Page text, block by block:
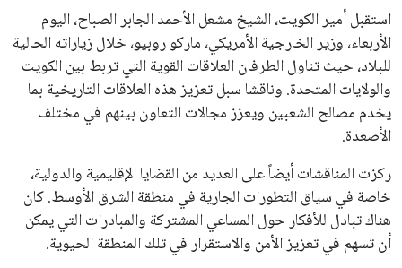
حوادث
محافظات
استقبل أمير الكويت، الشيخ مشعل الأحمد الجابر الصباح، اليوم
الأربعاء، وزير الخارجية الأمريكي، ماركو روبيو، خلال زياراته الحالية
للبلاد، حيث تناول الطرفان العلاقات القوية التي تربط بين الكويت
والولايات المتحدة. وناقشا سبل تعزيز هذه العلاقات التاريخية بما
يخدم مصالح الشعبين ويعزز مجالات التعاون بينهم في مختلف
الأصعدة.
ركزت المناقشات أيضاً على العديد من القضايا الإقليمية والدولية،
خاصة في سياق التطورات الجارية في منطقة الشرق الأوسط. كان
هناك تبادل للأفكار حول المساعي المشتركة والمبادرات التي يمكن
أن تسهم في تعزيز الأمن والاستقرار في تلك المنطقة الحيوية.